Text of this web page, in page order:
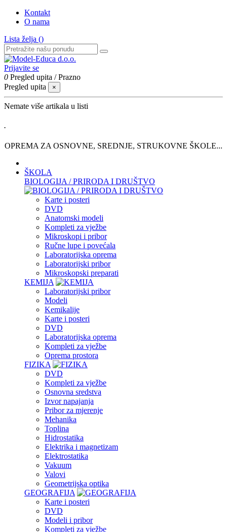
Kontakt
O nama
Lista želja ()
Prijavite se
0 Pregled upita /Prazno
Pregled upita
×
Nemate više artikala u listi
.
OPREMA ZA OSNOVNE, SREDNJE, STRUKOVNE ŠKOLE...
ŠKOLA
BIOLOGIJA / PRIRODA I DRUŠTVO
Karte i posteri
DVD
Anatomski modeli
Kompleti za vježbe
Mikroskopi i pribor
Ručne lupe i povećala
Laboratorijska oprema
Laboratorijski pribor
Mikroskopski preparati
KEMIJA
Laboratorijski pribor
Modeli
Kemikalije
Karte i posteri
DVD
Laboratorijska oprema
Kompleti za vježbe
Oprema prostora
FIZIKA
DVD
Kompleti za vježbe
Osnovna sredstva
Izvor napajanja
Pribor za mjerenje
Mehanika
Toplina
Hidrostatika
Elektrika i magnetizam
Elektrostatika
Vakuum
Valovi
Geometrijska optika
GEOGRAFIJA
Karte i posteri
DVD
Modeli i pribor
Kompleti za vježbe